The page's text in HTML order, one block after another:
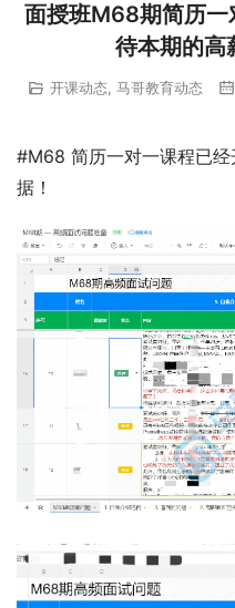
面授班M68期简历一
待本期的高
开课动态 马哥教育动态
#M68 简历一对一课程已
据！